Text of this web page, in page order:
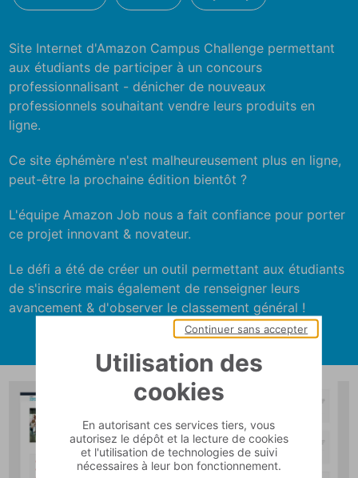
Site Internet d'Amazon Campus Challenge permettant
aux étudiants de participer à un concours
professionnalisant - dénicher de nouveaux
professionnels souhaitant vendre leurs produits en
ligne.
Ce site éphémère n'est malheureusement plus en ligne,
peut-être la prochaine édition bientôt ?
L'équipe Amazon Job nous a fait confiance pour porter
ce projet innovant & novateur.
Le défi a été de créer un outil permettant aux étudiants
de s'inscrire mais également de renseigner leurs
avancement & d'observer le classement général !
Utilisation des
cookies
En autorisant ces services tiers, vous
autorisez le dépôt et la lecture de cookies
et l'utilisation de technologies de suivi
nécessaires à leur bon fonctionnement.
Continuer sans accepter